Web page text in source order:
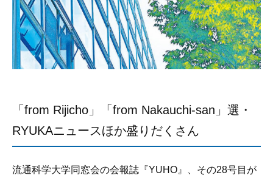
「from Rijicho」「from Nakauchi-san」選・
RYUKAニュースほか盛りだくさん
流通科学大学同窓会の会報誌『YUHO』、その28号目が